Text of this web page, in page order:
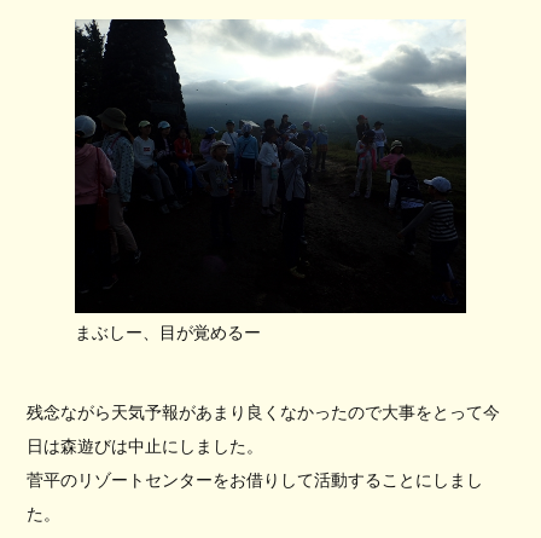
まぶしー、目が覚めるー
残念ながら天気予報があまり良くなかったので大事をとって今
日は森遊びは中止にしました。
菅平のリゾートセンターをお借りして活動することにしまし
た。